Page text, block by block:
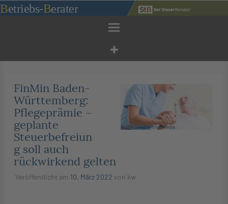
Zum
Inhalt
Betriebs-Berater
© IMAGO / Panthermedia
FinMin Baden-
Württemberg:
Pflegeprämie –
geplante
Steuerbefreiun
g soll auch
rückwirkend gelten
Veröffentlicht am 10. März 2022 von kw